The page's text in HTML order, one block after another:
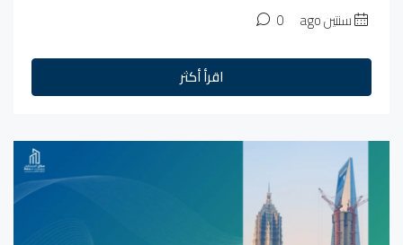
سنتين ago 0
اقرأ أكثر